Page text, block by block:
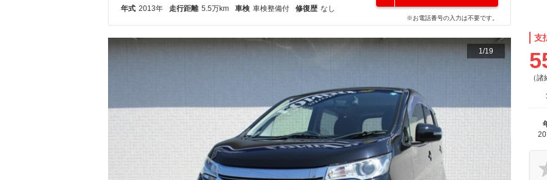
年式 2013年 走行距離 5.5万km 車検 車検整備付 修復歴 なし
※お電話番号の入力は不要です。
1/19
支
（